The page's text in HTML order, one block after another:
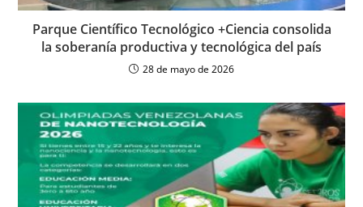
Parque Científico Tecnológico +Ciencia consolida
la soberanía productiva y tecnológica del país
28 de mayo de 2026